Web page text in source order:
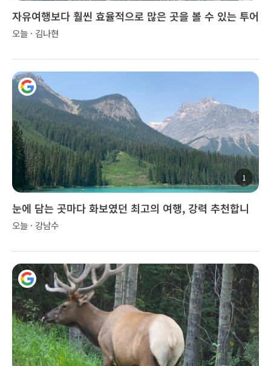
자유여행보다 훨씬 효율적으로 많은 곳을 볼 수 있는 투어
오늘 · 김나현
1
눈에 담는 곳마다 화보였던 최고의 여행, 강력 추천합니
다!
오늘 · 강남수